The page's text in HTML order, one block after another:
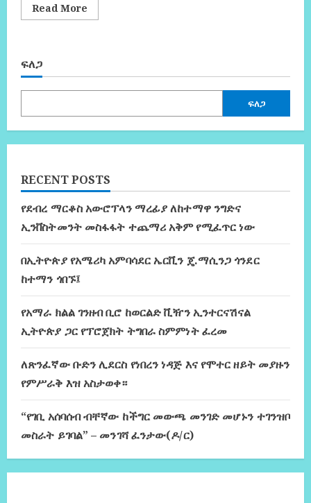
Read More
ፍለጋ
ፍለጋ
RECENT POSTS
የደብረ ማርቆስ አውሮፕላን ማረፊያ ለከተማዋ ንግድና
ኢንቨስትመንት መስፋፋት ተጨማሪ አቅም የሚፈጥር ነው
በኢትዮጵያ የአሜሪካ አምባሳደር ኤርቪን ጄ.ማሲንጋ ጎንደር
ከተማን ጎበኙ፤
የአማራ ክልል ገንዘብ ቢሮ ከወርልድ ቪዥን ኢንተርናሽናል
ኢትዮጵያ ጋር የፕሮጀክት ትግበራ ስምምነት ፈረመ
ለጽንፈኛው ቡድን ሊደርስ የነበረን ነዳጅ እና የሞተር ዘይት መያዙን
የምሥራቅ እዝ አስታወቀ።
“የገቢ አሰባሰብ ብቸኛው ከችግር መውጫ መንገድ መሆኑን ተገንዝቦ
መስራት ይገባል” – መንገሻ ፈንታው(ዶ/ር)